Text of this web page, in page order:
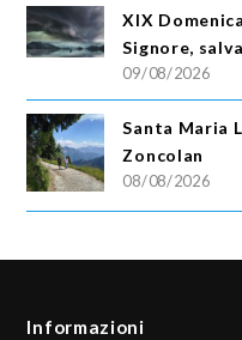
XIX
Signore,
09/08/2026
Santa Maria
Zoncolan
08/08/2026
Informazioni